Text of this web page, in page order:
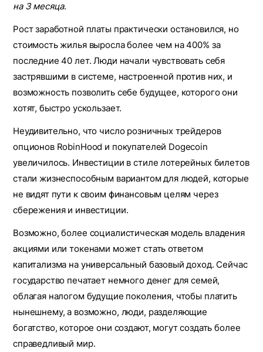
на 3 месяца.
Рост заработной платы практически остановился, но
стоимость жилья выросла более чем на 400% за
последние 40 лет. Люди начали чувствовать себя
застрявшими в системе, настроенной против них, и
возможность позволить себе будущее, которого они
хотят, быстро ускользает.
Неудивительно, что число розничных трейдеров
опционов RobinHood и покупателей Dogecoin
увеличилось. Инвестиции в стиле лотерейных билетов
стали жизнеспособным вариантом для людей, которые
не видят пути к своим финансовым целям через
сбережения и инвестиции.
Возможно, более социалистическая модель владения
акциями или токенами может стать ответом
капитализма на универсальный базовый доход. Сейчас
государство печатает немного денег для семей,
облагая налогом будущие поколения, чтобы платить
нынешнему, а возможно, люди, разделяющие
богатство, которое они создают, могут создать более
справедливый мир.